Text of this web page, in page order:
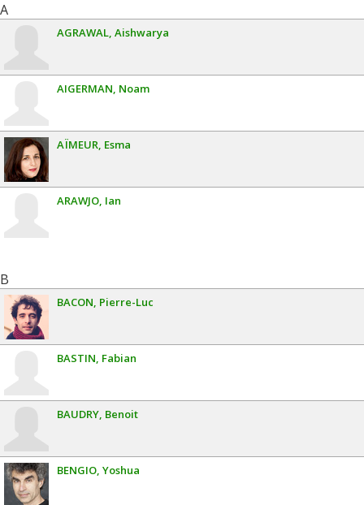
A
AGRAWAL Aishwarya
AIGERMAN Noam
AÏMEUR Esma
ARAWJO Ian
B
BACON Pierre-Luc
BASTIN Fabian
BAUDRY Benoit
BENGIO Yoshua